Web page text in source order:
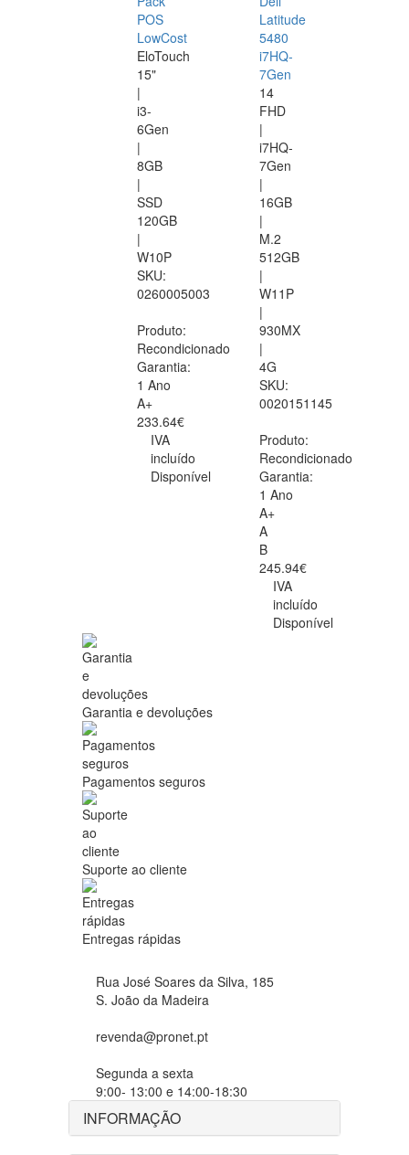
POS
LowCost
EloTouch
15"
|
i3-
6Gen
|
8GB
|
SSD
120GB
|
W10P
SKU:
0260005003
Produto:
Recondicionado
Garantia:
1 Ano
A+
233.64€
IVA
incluído
Disponível
Latitude
5480
i7HQ-
7Gen
14
FHD
|
i7HQ-
7Gen
|
16GB
|
M.2
512GB
|
W11P
|
930MX
|
4G
SKU:
0020151145
Produto:
Recondicionado
Garantia:
1 Ano
A+
A
B
245.94€
IVA
incluído
Disponível
Garantia e devoluções
Pagamentos seguros
Suporte ao cliente
Entregas rápidas
Rua José Soares da Silva, 185
S. João da Madeira
revenda@pronet.pt
Segunda a sexta
9:00- 13:00 e 14:00-18:30
INFORMAÇÃO